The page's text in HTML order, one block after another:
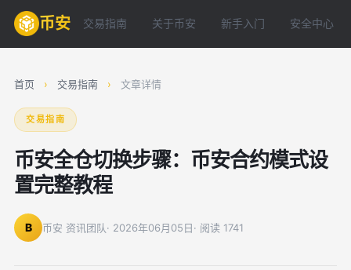
币安 交易指南 关于币安 新手入门 安全中心
首页 › 交易指南 › 文章详情
交易指南
币安全仓切换步骤：币安合约模式设
置完整教程
B 币安 资讯团队· 2026年06月05日· 阅读 1741